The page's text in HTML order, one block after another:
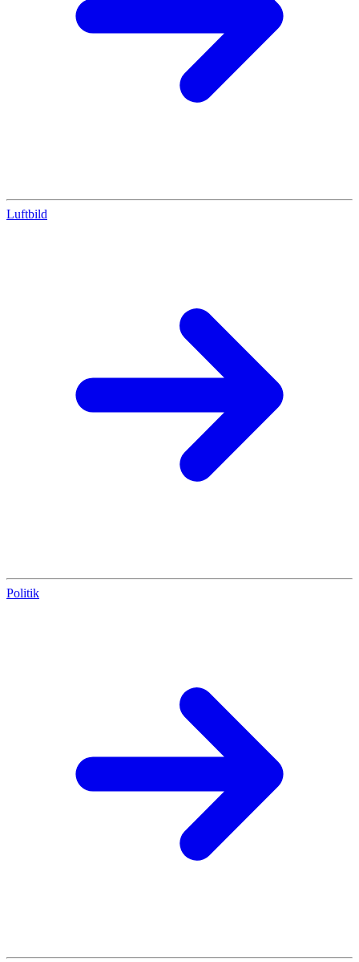
Luftbild
Politik